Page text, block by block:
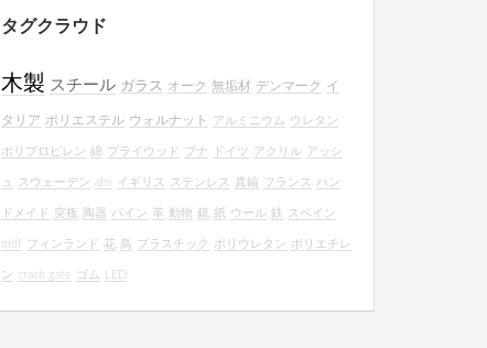
タグクラウド
木製 スチール ガラス オーク 無垢材 デンマーク イ
タリア ポリエステル ウォルナット アルミニウム ウレタン
ポリプロピレン 綿 プライウッド ブナ ドイツ アクリル アッシ
ュ スウェーデン abs イギリス ステンレス 真鍮 フランス ハン
ドメイド 突板 陶器 パイン 革 動物 鏡 紙 ウール 鉄 スペイン
mdf フィンランド 花 鳥 プラスチック ポリウレタン ポリエチレ
ン crash gate ゴム LED